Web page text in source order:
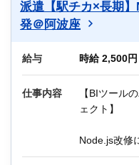
企業の方へ
CMSについて
派遣【駅チカ×長期
発＠阿波座
給与 時給 2,500円
仕事内容
【BIツール
ェクト】
Node.js改修
テスト、シ